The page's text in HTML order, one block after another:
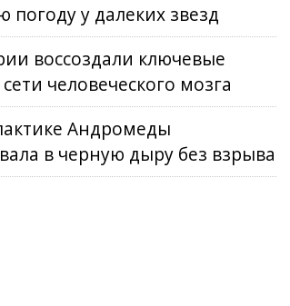
погоду у далеких звезд
воссоздали ключевые
человеческого мозга
Андромеды
в черную дыру без взрыва